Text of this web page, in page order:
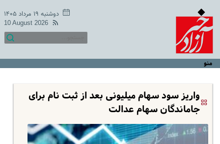
دوشنبه ۱۹ مرداد ۱۴۰۵
10 August 2026
منو
واریز سود سهام میلیونی بعد از ثبت نام برای
جاماندگان سهام عدالت